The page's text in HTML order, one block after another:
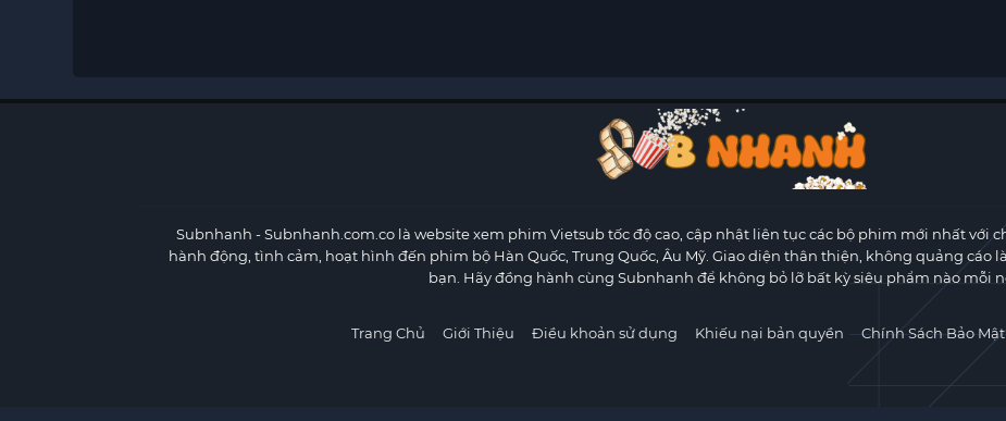
Subnhanh - Subnhanh.com.co là website xem phim Vietsub tốc độ cao, cập nhật liên tục các bộ phim mới nhất với
hành động, tình cảm, hoạt hình đến phim bộ Hàn Quốc, Trung Quốc, Âu Mỹ. Giao diện thân thiện, không quảng
bạn. Hãy đồng hành cùng Subnhanh để không bỏ lỡ bất kỳ siêu phẩm nào mỗi
Trang Chủ Giới Thiệu Điều khoản sử dụng Khiếu nại bản quyền Chính Sách Bảo Mật